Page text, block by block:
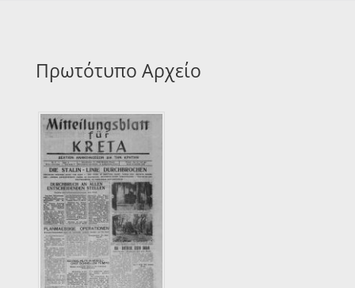
Πρωτότυπο Αρχείο